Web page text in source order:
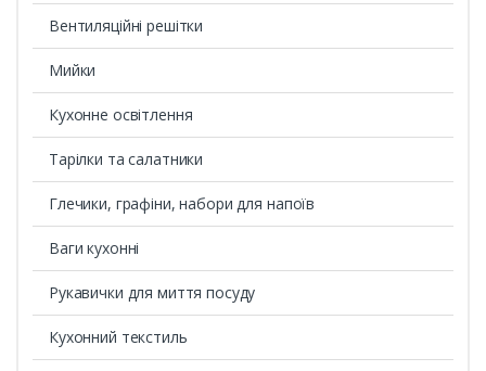
Вентиляційні решітки
Мийки
Кухонне освітлення
Тарілки та салатники
Глечики, графіни, набори для напоїв
Ваги кухонні
Рукавички для миття посуду
Кухонний текстиль